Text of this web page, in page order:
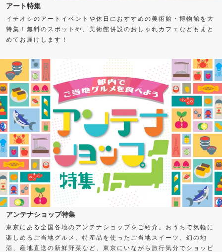
アート特集
イチオシのアートイベントや休日におすすめの美術館・博物館を大
特集！無料のスポットや、美術館併設のおしゃれカフェなどもまと
めてお届けします！
アンテナショップ特集
東京にある全国各地のアンテナショップをご紹介。おうちで気軽に
楽しめるご当地グルメ、特産品を使ったご当地スイーツ、幻の地
酒、産地直送の新鮮野菜など、東京にいながら旅行気分でショッピ